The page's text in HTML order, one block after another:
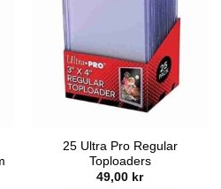
25 Ultra Pro Regular
Toploaders
49,00 kr